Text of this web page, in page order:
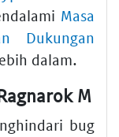
Masa
Dukungan
dalam.
M
bug